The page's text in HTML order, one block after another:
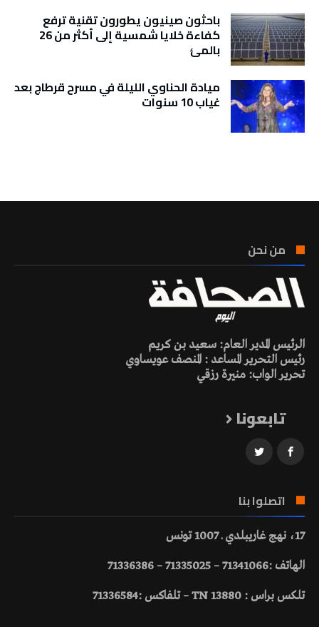
باحثون صينيون يطورون تقنية ترفع
كفاءة خلايا شمسية إلى أكثر من 26
بالمئ
ميادة الحناوي الليلة في مسرح قرطاج بعد
غياب 10 سنوات
من نحن
الرئيس المدير العام: سعيد بن كريم
رئيس التحرير المساعد : المنصف عويساوي
تحرير الواب: منيرة رزقي
تابعونا
اتصلوا بنا
17، نهج غاريبلدي ـ 1007 تونس
الهاتف :71341066 – 71335025 – 71336386
تلكس براس : 13880 TN – تلفاكس :71336584